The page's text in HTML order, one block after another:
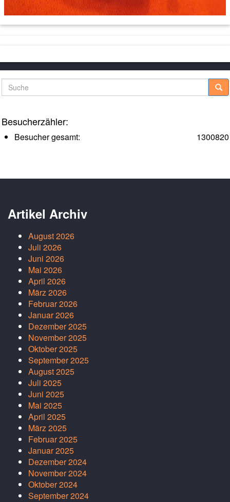
Suche
Besucherzähler:
1300820
Besucher gesamt:
Artikel Archiv
August 2026
Juli 2026
Juni 2026
Mai 2026
April 2026
März 2026
Februar 2026
Januar 2026
Dezember 2025
November 2025
Oktober 2025
September 2025
August 2025
Juli 2025
Juni 2025
Mai 2025
April 2025
März 2025
Februar 2025
Januar 2025
Dezember 2024
November 2024
Oktober 2024
September 2024